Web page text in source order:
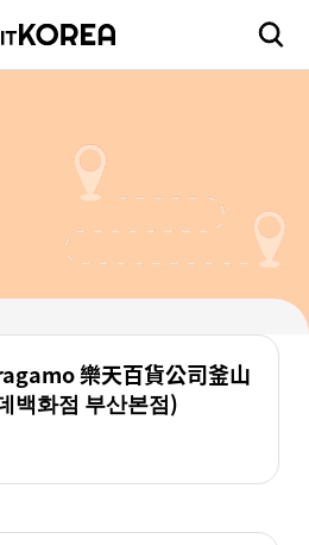
樂天百貨公司釜山
백화점 부산본점)